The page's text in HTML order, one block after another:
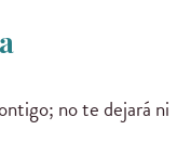
no te dejará ni